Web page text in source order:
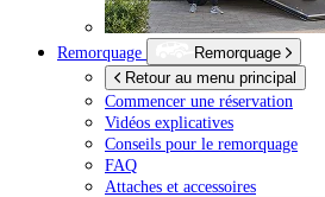
Remorquage
Remorquage
Retour au menu principal
Commencer une réservation
Vidéos explicatives
Conseils pour le remorquage
FAQ
Attaches et accessoires